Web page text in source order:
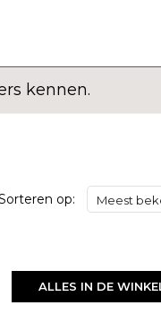
kennen.
op: Meest
ALLES IN DE